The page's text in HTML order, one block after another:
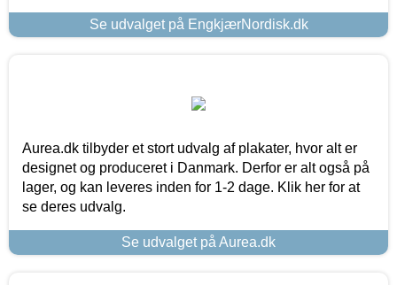
Se udvalget på EngkjærNordisk.dk
Aurea.dk tilbyder et stort udvalg af plakater, hvor alt er
designet og produceret i Danmark. Derfor er alt også på
lager, og kan leveres inden for 1-2 dage. Klik her for at
se deres udvalg.
Se udvalget på Aurea.dk